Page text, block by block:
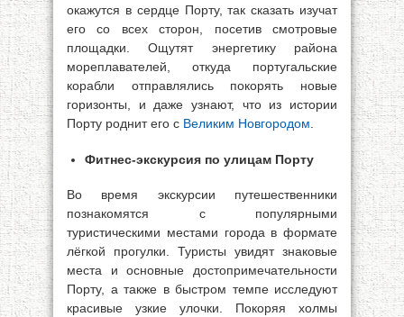
окажутся в сердце Порту, так сказать изучат
его со всех сторон, посетив смотровые
площадки. Ощутят энергетику района
мореплавателей, откуда португальские
корабли отправлялись покорять новые
горизонты, и даже узнают, что из истории
Порту роднит его с Великим Новгородом
Фитнес-экскурсия по улицам Порту
Во время экскурсии путешественники
познакомятся с популярными
туристическими местами города в формате
лёгкой прогулки. Туристы увидят знаковые
места и основные достопримечательности
Порту, а также в быстром темпе исследуют
красивые узкие улочки. Покоряя холмы